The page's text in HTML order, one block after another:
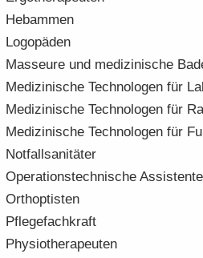
Heb­am­men
Lo­go­pä­den
Mas­seu­re und me­di­zi­ni­sche
Me­di­zi­ni­sche Tech­no­lo­gen für
Me­di­zi­ni­sche Tech­no­lo­gen für
Me­di­zi­ni­sche Tech­no­lo­gen für
Not­fall­sa­ni­tä­ter
Ope­ra­ti­ons­tech­ni­sche
Or­th­op­tis­ten
Pfle­ge­fach­kraft
Phy­sio­the­ra­peu­ten